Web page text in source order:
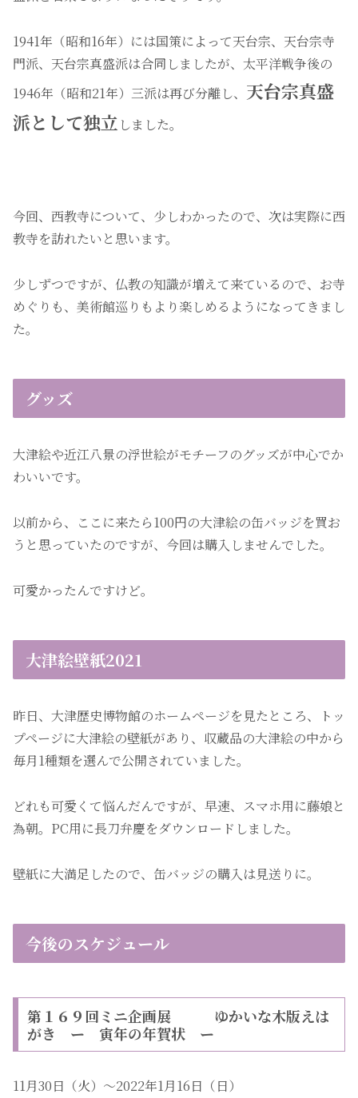
1941年（昭和16年）には国策によって天台宗、天台宗寺
門派、天台宗真盛派は合同しましたが、太平洋戦争後の
1946年（昭和21年）三派は再び分離し、 天台宗真盛
派として独立 しました。
今回、西教寺について、少しわかったので、次は実際に西
教寺を訪れたいと思います。
少しずつですが、仏教の知識が増えて来ているので、お寺
めぐりも、美術館巡りもより楽しめるようになってきまし
た。
グッズ
大津絵や近江八景の浮世絵がモチーフのグッズが中心でか
わいいです。
以前から、ここに来たら100円の大津絵の缶バッジを買お
うと思っていたのですが、今回は購入しませんでした。
可愛かったんですけど。
大津絵壁紙2021
昨日、大津歴史博物館のホームページを見たところ、トッ
プページに大津絵の壁紙があり、収蔵品の大津絵の中から
毎月1種類を選んで公開されていました。
どれも可愛くて悩んだんですが、早速、スマホ用に藤娘と
為朝。PC用に長刀弁慶をダウンロードしました。
壁紙に大満足したので、缶バッジの購入は見送りに。
今後のスケジュール
第１６９回ミニ企画展 ゆかいな木版えは
がき ー 寅年の年賀状 ー
11月30日（火）〜2022年1月16日（日）